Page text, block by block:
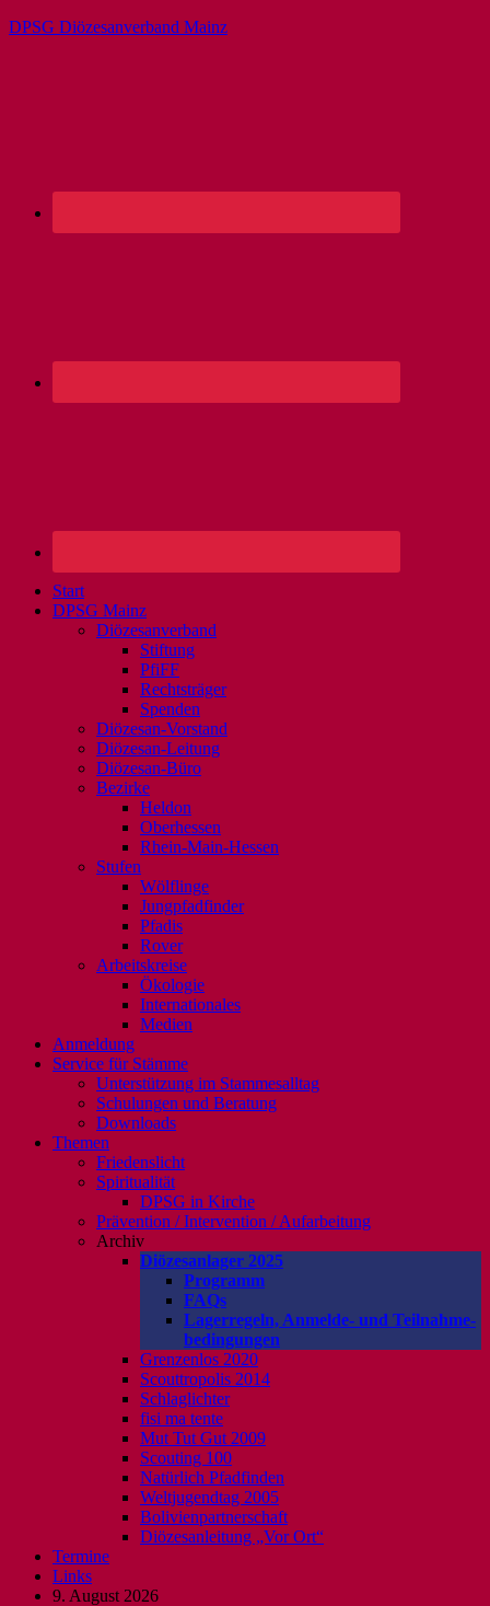
DPSG Diözesanverband Mainz
Start
DPSG Mainz
Diözesanverband
Stiftung
PfiFF
Rechtsträger
Spenden
Diözesan-Vorstand
Diözesan-Leitung
Diözesan-Büro
Bezirke
Heldon
Oberhessen
Rhein-Main-Hessen
Stufen
Wölflinge
Jungpfadfinder
Pfadis
Rover
Arbeitskreise
Ökologie
Internationales
Medien
Anmeldung
Service für Stämme
Unterstützung im Stammesalltag
Schulungen und Beratung
Downloads
Themen
Friedenslicht
Spiritualität
DPSG in Kirche
Prävention / Intervention / Aufarbeitung
Archiv
Diözesanlager 2025
Programm
FAQs
Lagerregeln, Anmelde- und Teilnahme-
bedingungen
Grenzenlos 2020
Scouttropolis 2014
Schlaglichter
fisi ma tente
Mut Tut Gut 2009
Scouting 100
Natürlich Pfadfinden
Weltjugendtag 2005
Bolivienpartnerschaft
Diözesanleitung „Vor Ort“
Termine
Links
9. August 2026